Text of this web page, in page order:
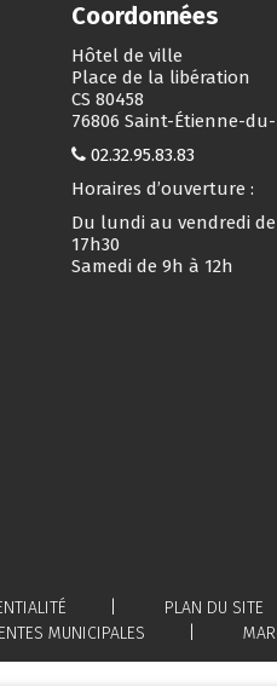
Coordonnées
Hôtel de ville
Place de la libération
CS 80458
76806 Saint-Étienne-
02.32.95.83.83
Horaires d’ouverture :
Du lundi au vendredi de
17h30
Samedi de 9h à 12h
PLAN DU SITE
MUNICIPALES